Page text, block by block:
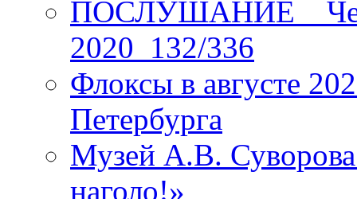
ПОСЛУШАНИЕ _
2020_132/336
Флоксы в августе
Петербурга
Музей А.В.
наголо!»